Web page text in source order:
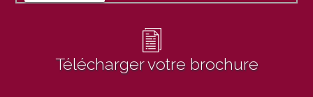
Télécharger votre brochure